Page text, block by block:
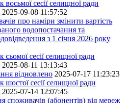
сесії селищної ради
2025-09-08 11:57:52
про наміри змінити вартість
водопостачання та
з 1 січня 2026 року
сесії селищної ради
2025-08-11 13:13:43
відновлено 2025-07-17 11:23:23
сесії селищної ради
2025-07-14 12:07:45
споживачів (абонентів) від мереж